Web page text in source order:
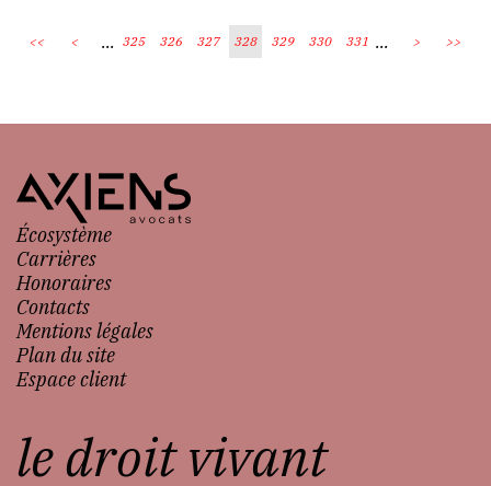
<< < ... 325 326 327 328 329 330 331 ... > >>
Écosystème
Carrières
Honoraires
Contacts
Mentions légales
Plan du site
Espace client
le droit vivant